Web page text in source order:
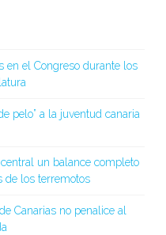
en el Congreso durante los
pelo” a la juventud canaria
un balance completo
de los terremotos
Canarias no penalice al